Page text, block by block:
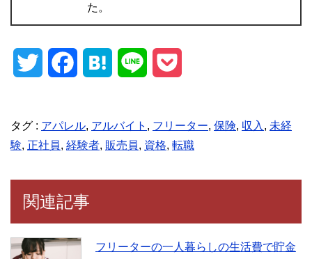
た。
i
t
t
e
r
c
e
b
o
o
e
n
e k
e
タグ : アパレル, アルバイト , フリーター, 保険, 収入 , 未経
験, 正社員, 経験者, 販売員, 資格, 転職
関連記事
フリーターの一人暮らしの生活費で貯金